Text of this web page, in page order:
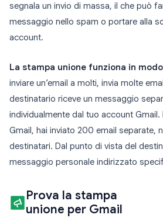
segnala un invio di massa, il che può
messaggio nello spam o portare alla
account.
La stampa unione funziona in
inviare un’email a molti, invia molte
destinatario riceve un messaggio
individualmente dal tuo account
Gmail, hai inviato 200 email separate,
destinatari. Dal punto di vista del
messaggio personale indirizzato
Prova la stampa
unione per Gmail